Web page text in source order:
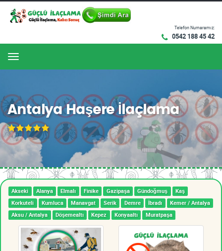
Telefon Numaramız:
0542 188 45 42
Menu
Antalya Haşere İlaçlama
Akseki Alanya Elmalı Finike Gazipaşa Gündoğmuş
Kaş
Korkuteli
Kumluca Manavgat Serik Demre İbradı
Kemer / Antalya
Aksu / Antalya
Döşemealtı Kepez Konyaaltı Muratpaşa